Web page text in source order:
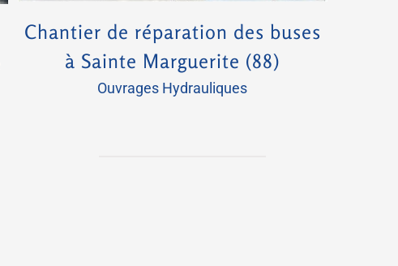
Chantier de réparation des buses
à Sainte Marguerite (88)
Ouvrages Hydrauliques